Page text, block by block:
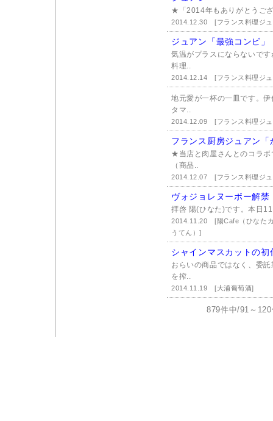
★「2014年もありがとうご
2014.12.30[フランス料理ジ
ジュアン「最強コンビ」
気温がプラスにならないで
料理..
2014.12.14[フランス料理ジ
地元愛が一杯の一皿です。
タマ..
2014.12.09[フランス料理ジ
フランス厨房ジュアン
★当店と肉屋さんとのコラ
（商品..
2014.12.07[フランス料理ジ
ヴォジョレヌーボー解禁
拝啓 陽(ひなた)です。本日
2014.11.20[陽Cafe（ひなた
うてん）]
シャインマスカットの初
おらいの商品ではなく、委
を搾..
2014.11.19[大浦葡萄酒]
879件中/91～